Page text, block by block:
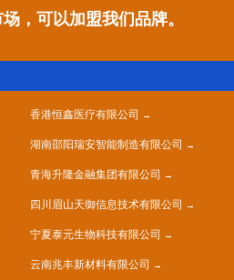
，可以加盟我们品牌。
香港恒鑫医疗有限公司
湖南邵阳瑞安智能制造有限公司
青海升隆金融集团有限公司
四川眉山天御信息技术有限公司
宁夏泰元生物科技有限公司
云南兆丰新材料有限公司